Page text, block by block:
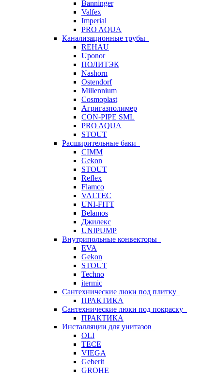
Banninger
Valfex
Imperial
PRO AQUA
Канализационные трубы
REHAU
Uponor
ПОЛИТЭК
Nashorn
Ostendorf
Millennium
Cosmoplast
Агригазполимер
CON-PIPE SML
PRO AQUA
STOUT
Расширительные баки
CIMM
Gekon
STOUT
Reflex
Flamco
VALTEC
UNI-FITT
Belamos
Джилекс
UNIPUMP
Внутрипольные конвекторы
EVA
Gekon
STOUT
Techno
itermic
Сантехнические люки под плитку
ПРАКТИКА
Сантехнические люки под покраску
ПРАКТИКА
Инсталляции для унитазов
OLI
TECE
VIEGA
Geberit
GROHE